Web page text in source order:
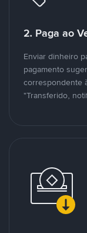
2. Paga ao
Enviar dinheiro
pagamento
correspondente
"Transferido,